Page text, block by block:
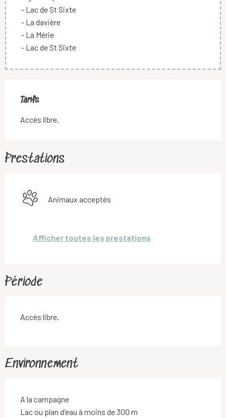
- Lac de St Sixte
- La davière
- La Mérie
- Lac de St Sixte
Tarifs
Accès libre.
Prestations
Animaux acceptés
Afficher toutes les prestations
Période
Accès libre.
Environnement
A la campagne
Lac ou plan d'eau à moins de 300 m